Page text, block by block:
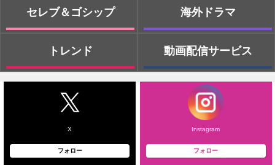
セレブ＆ゴシップ
トレンド
海外ドラマ
動画配信サービス
X
フォロー
Instagram
フォロー